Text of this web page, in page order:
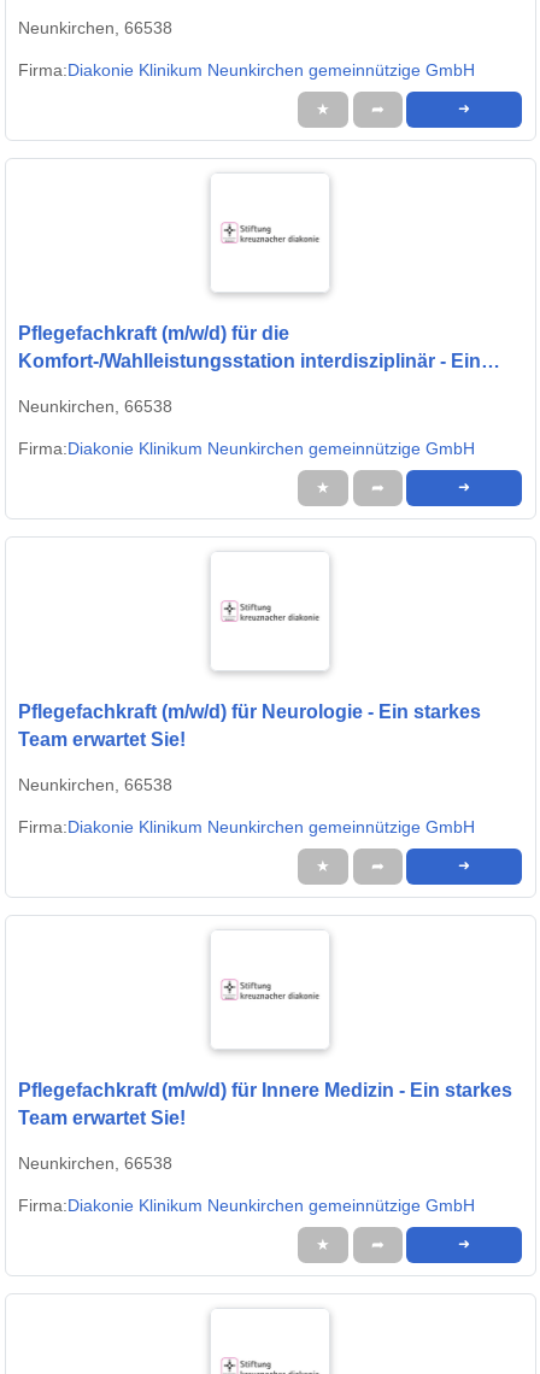
Neunkirchen, 66538
Firma:Diakonie Klinikum Neunkirchen gemeinnützige GmbH
★ ➦ ➜
Pflegefachkraft (m/w/d) für die
Komfort-/Wahlleistungsstation interdisziplinär - Ein
Neunkirchen, 66538
Firma:Diakonie Klinikum Neunkirchen gemeinnützige GmbH
★ ➦ ➜
Pflegefachkraft (m/w/d) für Neurologie - Ein starkes
Team erwartet Sie!
Neunkirchen, 66538
Firma:Diakonie Klinikum Neunkirchen gemeinnützige GmbH
★ ➦ ➜
Pflegefachkraft (m/w/d) für Innere Medizin - Ein starkes
Team erwartet Sie!
Neunkirchen, 66538
Firma:Diakonie Klinikum Neunkirchen gemeinnützige GmbH
★ ➦ ➜